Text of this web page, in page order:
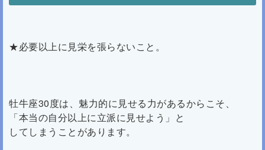
★必要以上に見栄を張らないこと。
牡牛座30度は、魅力的に見せる力があるからこそ、
「本当の自分以上に立派に見せよう」と
してしまうことがあります。